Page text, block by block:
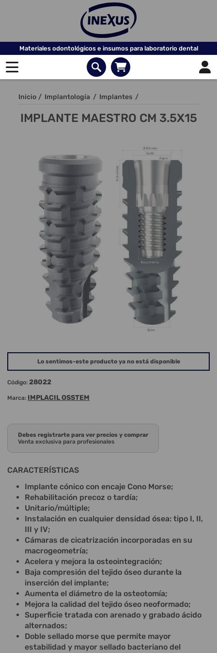
Materiales odontológicos e insumos para laboratorio dental
Inicio / Implantología / Implantes /
IMPLANTE MAESTRO CM 3.5X15
Lo sentimos-este producto ya no está disponible
Código: 28022
Marca: IMPLACIL OSSTEM
Debes registrarte para ver precios y comprar
Venta exclusiva para profesionales
CARACTERÍSTICAS
Implante cónico con encaje Cono Morse;
Rehabilitación precoz o tardía;
Unitario/múltiple;
Instalación en cualquier densidad ósea: tipo I, II,
III y IV;
Cámaras de cicatrización incorporadas en su
macrogeometría;
Acelera y mejora la osteointegración;
Baja compresión del tejido óseo durante la
inserción del implante;
Aumenta el diámetro de la osteotomía;
Mejora la calidad del tejido óseo neoformado;
Superficie tratada con arenado y grabado ácido
alternados;
Doble sellado morse que permite mayor
estabilidad y mayor sellado bacteriano del